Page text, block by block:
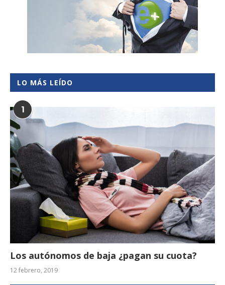
LO MÁS LEÍDO
1
Los autónomos de baja ¿pagan su cuota?
12 febrero, 2019